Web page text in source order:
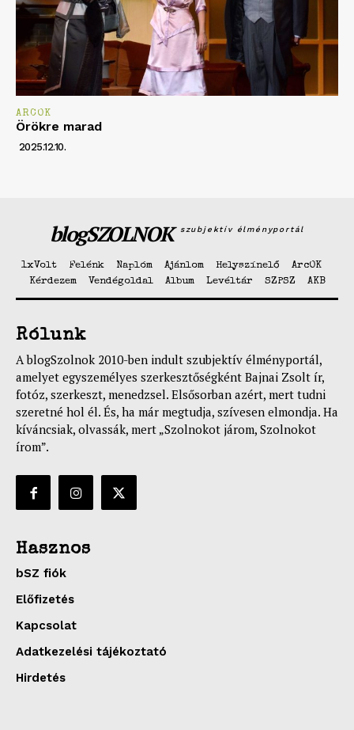
ARCOK
Örökre marad
2025.12.10.
blogSZOLNOK szubjektív élményportál
1xVolt Felénk Naplóm Ajánlom Helyszínelő
ArcOK
Kérdezem
Vendégoldal Album Levéltár SZPSZ AKB
Rólunk
A blogSzolnok 2010-ben indult szubjektív élményportál,
amelyet egyszemélyes szerkesztőségként Bajnai Zsolt ír,
fotóz, szerkeszt, menedzsel. Elsősorban azért, mert tudni
szeretné hol él. És, ha már megtudja, szívesen elmondja. Ha
kíváncsiak, olvassák, mert „Szolnokot járom, Szolnokot
írom”.
Hasznos
bSZ fiók
Előfizetés
Kapcsolat
Adatkezelési tájékoztató
Hirdetés